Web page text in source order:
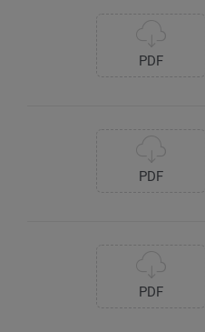
PDF
PDF
PDF